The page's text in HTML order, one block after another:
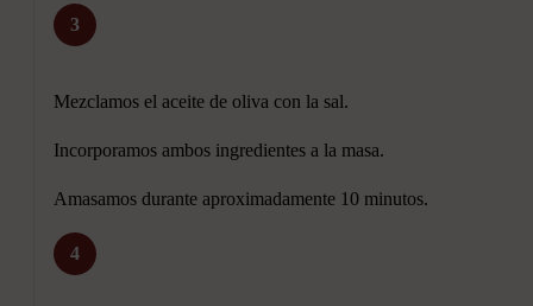
3
Mezclamos el aceite de oliva con la sal.
Incorporamos ambos ingredientes a la masa.
Amasamos durante aproximadamente 10 minutos.
4